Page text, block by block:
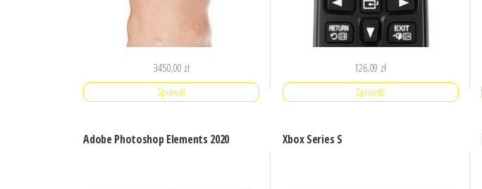
3450,00 zł
Sprawdź
126,09 zł
Sprawdź
Adobe Photoshop Elements 2020 Xbox Series S